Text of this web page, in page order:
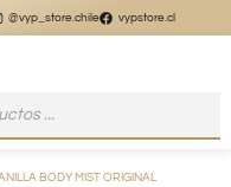
vypstore.cl
BODY MIST ORIGINAL